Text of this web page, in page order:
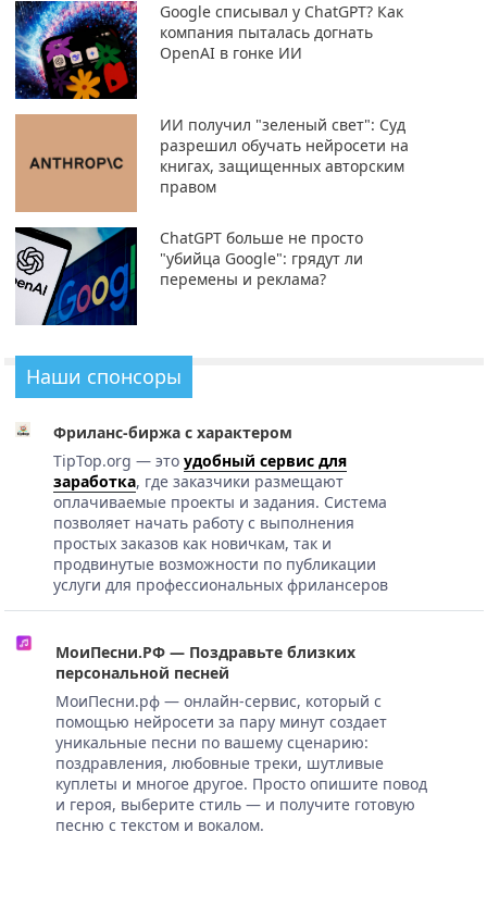
Google списывал у ChatGPT? Как
компания пыталась догнать
OpenAI в гонке ИИ
ИИ получил "зеленый свет": Суд
разрешил обучать нейросети на
книгах, защищенных авторским
правом
ChatGPT больше не просто
"убийца Google": грядут ли
перемены и реклама?
Наши спонсоры
Фриланс-биржа с характером
TipTop.org — это удобный сервис для
заработка, где заказчики размещают
оплачиваемые проекты и задания. Система
позволяет начать работу с выполнения
простых заказов как новичкам, так и
продвинутые возможности по публикации
услуги для профессиональных фрилансеров
МоиПесни.РФ — Поздравьте близких
персональной песней
МоиПесни.рф — онлайн-сервис, который с
помощью нейросети за пару минут создает
уникальные песни по вашему сценарию:
поздравления, любовные треки, шутливые
куплеты и многое другое. Просто опишите повод
и героя, выберите стиль — и получите готовую
песню с текстом и вокалом.